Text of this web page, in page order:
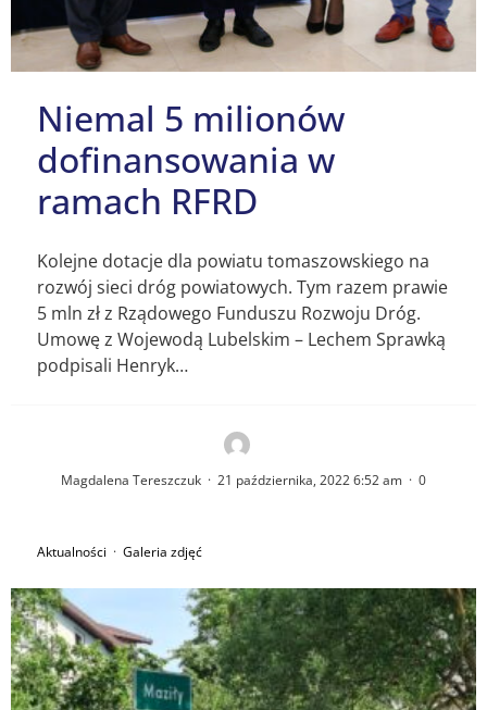
Niemal 5 milionów
dofinansowania w
ramach RFRD
Kolejne dotacje dla powiatu tomaszowskiego na
rozwój sieci dróg powiatowych. Tym razem prawie
5 mln zł z Rządowego Funduszu Rozwoju Dróg.
Umowę z Wojewodą Lubelskim – Lechem Sprawką
podpisali Henryk…
Magdalena Tereszczuk · 21 października, 2022 6:52 am · 0
Aktualności · Galeria zdjęć